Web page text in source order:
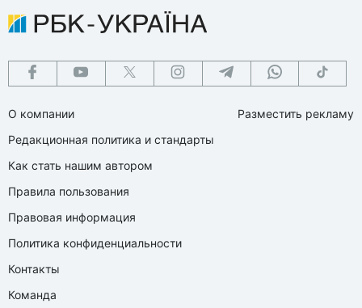
О компании
Редакционная политика и стандарты
Как стать нашим автором
Правила пользования
Правовая информация
Политика конфиденциальности
Контакты
Команда
Разместить рекламу